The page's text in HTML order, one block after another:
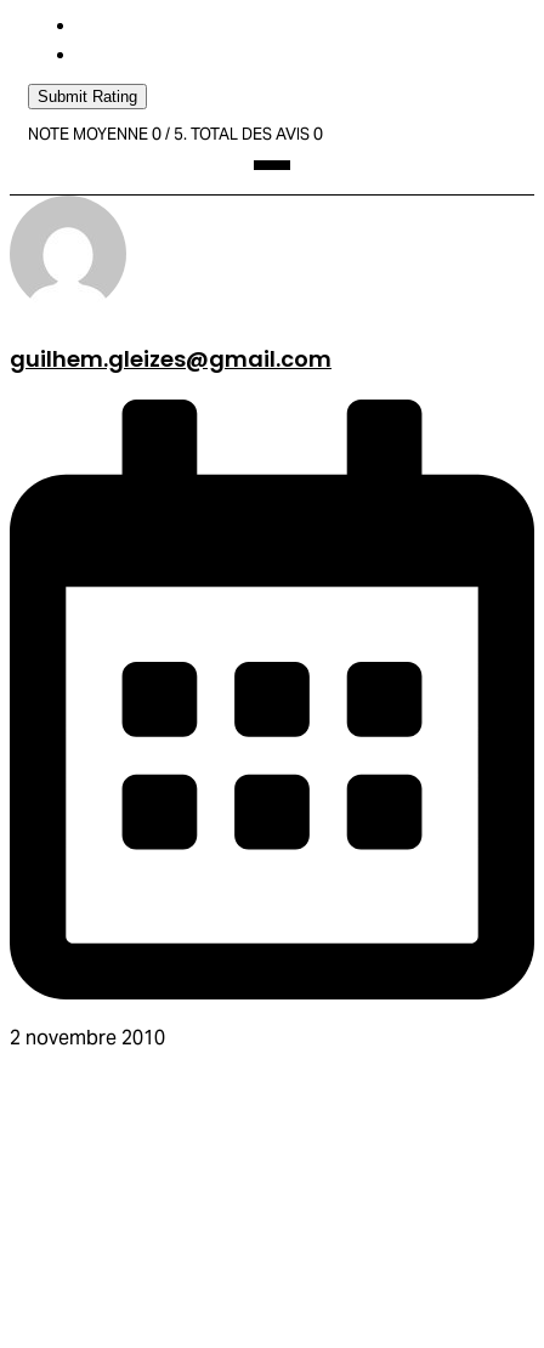
Submit Rating
NOTE MOYENNE0/ 5. TOTAL DES AVIS0
guilhem.gleizes@gmail.com
2 novembre 2010